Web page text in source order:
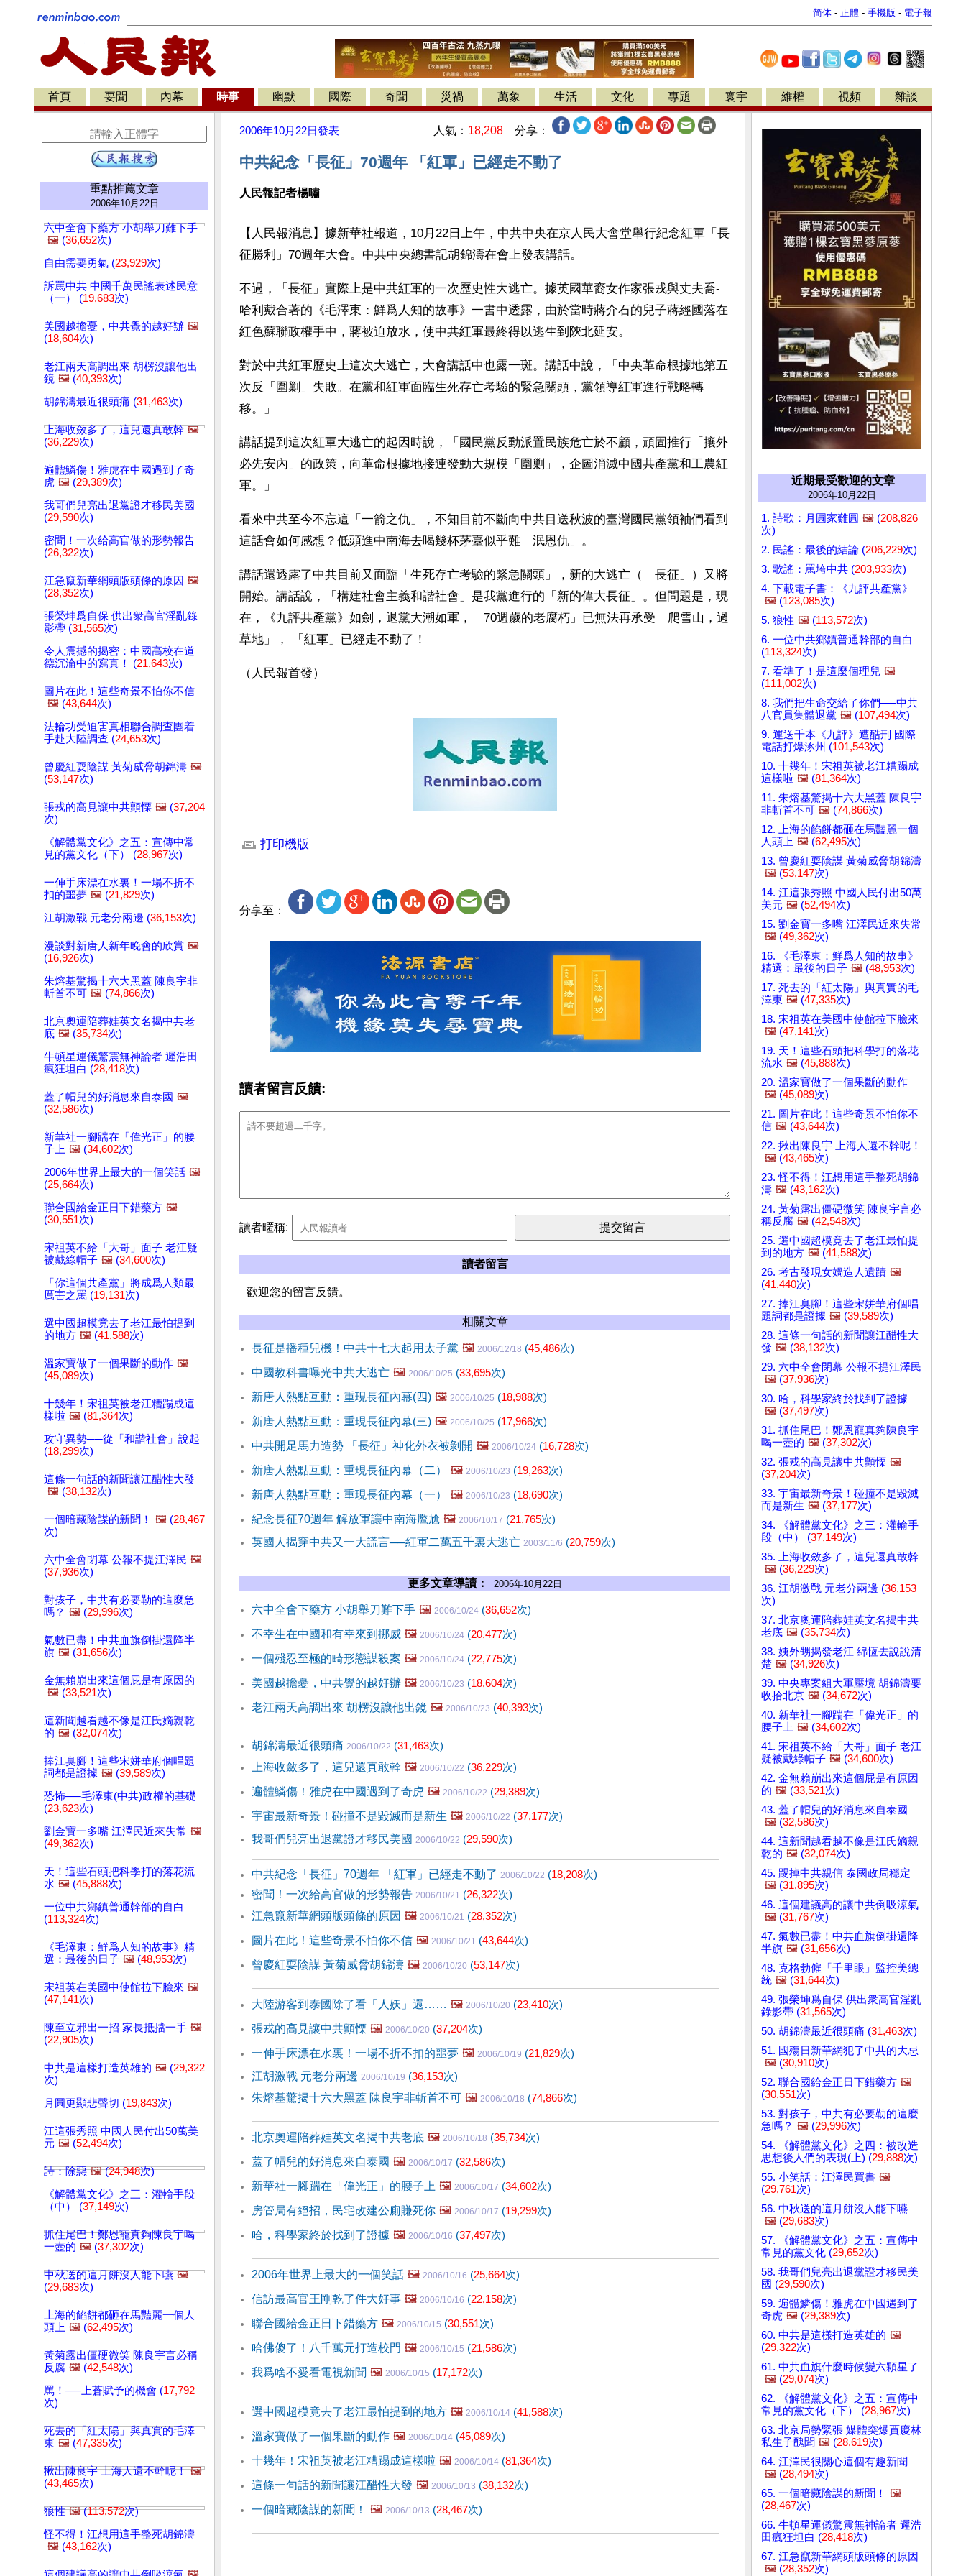
简体 - 正體 - 手機版 - 電子報
首頁 要聞 內幕 時事 幽默 國際 奇聞 災禍 萬象 生活 文化 專題 寰宇 維權 視頻 雜談
重點推薦文章
2006年10月22日
六中全會下藥方 小胡舉刀難下手
🖼️ (36,652次)
自由需要勇氣 (23,929次)
訴罵中共 中國千萬民謠表述民意
（一） (19,683次)
美國越擔憂，中共覺的越好辦 🖼️
(18,604次)
老江兩天高調出來 胡楞沒讓他出
鏡 🖼️ (40,393次)
胡錦濤最近很頭痛 (31,463次)
上海收斂多了，這兒還真敢幹 🖼️
(36,229次)
遍體鱗傷！雅虎在中國遇到了奇
虎 🖼️ (29,389次)
我哥們兒亮出退黨證才移民美國
(29,590次)
密聞！一次給高官做的形勢報告
(26,322次)
江急竄新華網頭版頭條的原因 🖼️
(28,352次)
張榮坤爲自保 供出衆高官淫亂錄
影帶 (31,565次)
令人震撼的揭密：中國高校在道
德沉淪中的寫真！ (21,643次)
圖片在此！這些奇景不怕你不信
🖼️ (43,644次)
法輪功受迫害真相聯合調查團着
手赴大陸調查 (24,653次)
曾慶紅耍陰謀 黃菊威脅胡錦濤 🖼️
(53,147次)
張戎的高見讓中共顫慄 🖼️ (37,204
次)
《解體黨文化》之五：宣傳中常
見的黨文化（下） (28,967次)
一伸手床漂在水裏！一場不折不
扣的噩夢 🖼️ (21,829次)
江胡激戰 元老分兩邊 (36,153次)
漫談對新唐人新年晚會的欣賞 🖼️
(16,926次)
朱熔基驚揭十六大黑蓋 陳良宇非
斬首不可 🖼️ (74,866次)
北京奧運陪葬娃英文名揭中共老
底 🖼️ (35,734次)
牛頓星運儀驚震無神論者 遲浩田
瘋狂坦白 (28,418次)
蓋了帽兒的好消息來自泰國 🖼️
(32,586次)
新華社一腳踹在「偉光正」的腰
子上 🖼️ (34,602次)
2006年世界上最大的一個笑話 🖼️
(25,664次)
聯合國給金正日下錯藥方 🖼️
(30,551次)
宋祖英不給「大哥」面子 老江疑
被戴綠帽子 🖼️ (34,600次)
「你這個共產黨」將成爲人類最
厲害之罵 (19,131次)
選中國超模竟去了老江最怕提到
的地方 🖼️ (41,588次)
溫家寶做了一個果斷的動作 🖼️
(45,089次)
十幾年！宋祖英被老江糟蹋成這
樣啦 🖼️ (81,364次)
攻守異勢──從「和諧社會」說起
(18,299次)
這條一句話的新聞讓江醋性大發
🖼️ (38,132次)
一個暗藏陰謀的新聞！ 🖼️ (28,467
次)
六中全會閉幕 公報不提江澤民 🖼️
(37,936次)
對孩子，中共有必要勒的這麼急
嗎？ 🖼️ (29,996次)
氣數已盡！中共血旗倒掛還降半
旗 🖼️ (31,656次)
金無賴崩出來這個屁是有原因的
🖼️ (33,521次)
這新聞越看越不像是江氏嫡親乾
的 🖼️ (32,074次)
捧江臭腳！這些宋姘華府個唱題
詞都是證據 🖼️ (39,589次)
恐怖──毛澤東(中共)政權的基礎
(23,623次)
劉金寶一多嘴 江澤民近來失常 🖼️
(49,362次)
天！這些石頭把科學打的落花流
水 🖼️ (45,888次)
一位中共鄉鎮普通幹部的自白
(113,324次)
《毛澤東：鮮爲人知的故事》精
選：最後的日子 🖼️ (48,953次)
宋祖英在美國中使館拉下臉來 🖼️
(47,141次)
陳至立邪出一招 家長抵擋一手 🖼️
(22,905次)
中共是這樣打造英雄的 🖼️ (29,322
次)
月圓更顯悲聲切 (19,843次)
江這張秀照 中國人民付出50萬美
元 🖼️ (52,494次)
詩：除惡 🖼️(24,948次)
《解體黨文化》之三：灌輸手段
（中） (37,149次)
抓住尾巴！鄭恩寵真夠陳良宇喝
一壺的 🖼️ (37,302次)
中秋送的這月餅沒人能下嚥 🖼️
(29,683次)
上海的餡餅都砸在馬豔麗一個人
頭上 🖼️ (62,495次)
黃菊露出僵硬微笑 陳良宇言必稱
反腐 🖼️ (42,548次)
罵！──上蒼賦予的機會 (17,792
次)
死去的「紅太陽」與真實的毛澤
東 🖼️ (47,335次)
揪出陳良宇 上海人還不幹呢！ 🖼️
(43,465次)
狼性 🖼️(113,572次)
怪不得！江想用這手整死胡錦濤
🖼️ (43,162次)
2006年10月22日發表 人氣： 18,208 分享：
中共紀念「長征」70週年 「紅軍」已經走不動了
人民報記者楊嘯
【人民報消息】據新華社報道，10月22日上午，中共中央在京人民大會堂舉行紀念紅軍「長
征勝利」70週年大會。中共中央總書記胡錦濤在會上發表講話。
不過，「長征」實際上是中共紅軍的一次歷史性大逃亡。據英國華裔女作家張戎與丈夫喬-
哈利戴合著的《毛澤東：鮮爲人知的故事》一書中透露，由於當時蔣介石的兒子蔣經國落在
紅色蘇聯政權手中，蔣被迫放水，使中共紅軍最終得以逃生到陝北延安。
對於中共紅軍歷史上這次大逃亡，大會講話中也露一斑。講話中說，「中央革命根據地第五
次反「圍剿」失敗。在黨和紅軍面臨生死存亡考驗的緊急關頭，黨領導紅軍進行戰略轉
移。」
講話提到這次紅軍大逃亡的起因時說，「國民黨反動派置民族危亡於不顧，頑固推行「攘外
必先安內」的政策，向革命根據地接連發動大規模「圍剿」，企圖消滅中國共產黨和工農紅
軍。」
看來中共至今不忘這「一箭之仇」，不知目前不斷向中共目送秋波的臺灣國民黨領袖們看到
這話會如何感想？低頭進中南海去喝幾杯茅臺似乎難「泯恩仇」。
講話還透露了中共目前又面臨「生死存亡考驗的緊急關頭」，新的大逃亡（「長征」）又將
開始。講話說，「構建社會主義和諧社會」是我黨進行的「新的偉大長征」。但問題是，現
在，《九評共產黨》如劍，退黨大潮如軍，「70週歲的老腐朽」已無法再承受「爬雪山，過
草地」， 「紅軍」已經走不動了！
（人民報首發）
打印機版
分享至：
讀者留言反饋:
讀者暱稱:
讀者留言
歡迎您的留言反饋。
相關文章
長征是播種兒機！中共十七大起用太子黨 🖼️ 2006/12/18 (45,486次)
中國教科書曝光中共大逃亡 🖼️ 2006/10/25 (33,695次)
新唐人熱點互動：重現長征內幕(四) 🖼️ 2006/10/25 (18,988次)
新唐人熱點互動：重現長征內幕(三) 🖼️ 2006/10/25 (17,966次)
中共開足馬力造勢 「長征」神化外衣被剝開 🖼️ 2006/10/24 (16,728次)
新唐人熱點互動：重現長征內幕（二）
🖼️ 2006/10/23 (19,263次)
新唐人熱點互動：重現長征內幕（一）
🖼️ 2006/10/23 (18,690次)
紀念長征70週年 解放軍讓中南海尷尬 🖼️ 2006/10/17 (21,765次)
英國人揭穿中共又一大謊言──紅軍二萬五千裏大逃亡 2003/11/6 (20,759次)
更多文章導讀： 2006年10月22日
六中全會下藥方 小胡舉刀難下手 🖼️ 2006/10/24 (36,652次)
不幸生在中國和有幸來到挪威 🖼️ 2006/10/24 (20,477次)
一個殘忍至極的畸形戀謀殺案 🖼️ 2006/10/24 (22,775次)
美國越擔憂，中共覺的越好辦 🖼️ 2006/10/23 (18,604次)
老江兩天高調出來 胡楞沒讓他出鏡 🖼️ 2006/10/23 (40,393次)
胡錦濤最近很頭痛 2006/10/22 (31,463次)
上海收斂多了，這兒還真敢幹 🖼️ 2006/10/22 (36,229次)
遍體鱗傷！雅虎在中國遇到了奇虎 🖼️ 2006/10/22 (29,389次)
宇宙最新奇景！碰撞不是毀滅而是新生 🖼️ 2006/10/22 (37,177次)
我哥們兒亮出退黨證才移民美國 2006/10/22 (29,590次)
中共紀念「長征」70週年 「紅軍」已經走不動了 2006/10/22 (18,208次)
密聞！一次給高官做的形勢報告 2006/10/21 (26,322次)
江急竄新華網頭版頭條的原因 🖼️ 2006/10/21 (28,352次)
圖片在此！這些奇景不怕你不信 🖼️ 2006/10/21 (43,644次)
曾慶紅耍陰謀 黃菊威脅胡錦濤 🖼️ 2006/10/20 (53,147次)
大陸游客到泰國除了看「人妖」還…… 🖼️ 2006/10/20 (23,410次)
張戎的高見讓中共顫慄 🖼️ 2006/10/20 (37,204次)
一伸手床漂在水裏！一場不折不扣的噩夢 🖼️ 2006/10/19 (21,829次)
江胡激戰 元老分兩邊 2006/10/19 (36,153次)
朱熔基驚揭十六大黑蓋 陳良宇非斬首不可 🖼️ 2006/10/18 (74,866次)
北京奧運陪葬娃英文名揭中共老底 🖼️ 2006/10/18 (35,734次)
蓋了帽兒的好消息來自泰國 🖼️ 2006/10/17 (32,586次)
新華社一腳踹在「偉光正」的腰子上 🖼️ 2006/10/17 (34,602次)
房管局有絕招，民宅改建公廁賺死你 🖼️ 2006/10/17 (19,299次)
哈，科學家終於找到了證據 🖼️ 2006/10/16 (37,497次)
2006年世界上最大的一個笑話 🖼️ 2006/10/16 (25,664次)
信訪最高官王剛乾了件大好事 🖼️ 2006/10/16 (22,158次)
聯合國給金正日下錯藥方 🖼️ 2006/10/15 (30,551次)
哈佛傻了！八千萬元打造校門 🖼️ 2006/10/15 (21,586次)
我爲啥不愛看電視新聞 🖼️ 2006/10/15 (17,172次)
選中國超模竟去了老江最怕提到的地方 🖼️ 2006/10/14 (41,588次)
溫家寶做了一個果斷的動作 🖼️ 2006/10/14 (45,089次)
十幾年！宋祖英被老江糟蹋成這樣啦 🖼️ 2006/10/14 (81,364次)
這條一句話的新聞讓江醋性大發 🖼️ 2006/10/13 (38,132次)
一個暗藏陰謀的新聞！
🖼️ 2006/10/13 (28,467次)
近期最受歡迎的文章
2006年10月22日
1. 詩歌：月圓家難圓 🖼️ (208,826
次)
2. 民謠：最後的結論 (206,229次)
3. 歌謠：罵垮中共 (203,933次)
4. 下載電子書：《九評共產黨》
🖼️ (123,085次)
5. 狼性 🖼️ (113,572次)
6. 一位中共鄉鎮普通幹部的自白
(113,324次)
7. 看準了！是這麼個理兒 🖼️
(111,002次)
8. 我們把生命交給了你們──中共
八官員集體退黨 🖼️ (107,494次)
9. 運送千本《九評》遭酷刑 國際
電話打爆涿州 (101,543次)
10. 十幾年！宋祖英被老江糟蹋成
這樣啦 🖼️ (81,364次)
11. 朱熔基驚揭十六大黑蓋 陳良宇
非斬首不可 🖼️ (74,866次)
12. 上海的餡餅都砸在馬豔麗一個
人頭上 🖼️ (62,495次)
13. 曾慶紅耍陰謀 黃菊威脅胡錦濤
🖼️ (53,147次)
14. 江這張秀照 中國人民付出50萬
美元 🖼️ (52,494次)
15. 劉金寶一多嘴 江澤民近來失常
🖼️ (49,362次)
16. 《毛澤東：鮮爲人知的故事》
精選：最後的日子 🖼️ (48,953次)
17. 死去的「紅太陽」與真實的毛
澤東 🖼️ (47,335次)
18. 宋祖英在美國中使館拉下臉來
🖼️ (47,141次)
19. 天！這些石頭把科學打的落花
流水 🖼️ (45,888次)
20. 溫家寶做了一個果斷的動作
🖼️ (45,089次)
21. 圖片在此！這些奇景不怕你不
信 🖼️ (43,644次)
22. 揪出陳良宇 上海人還不幹呢！
🖼️ (43,465次)
23. 怪不得！江想用這手整死胡錦
濤 🖼️ (43,162次)
24. 黃菊露出僵硬微笑 陳良宇言必
稱反腐 🖼️ (42,548次)
25. 選中國超模竟去了老江最怕提
到的地方 🖼️ (41,588次)
26. 考古發現女媧造人遺蹟 🖼️
(41,440次)
27. 捧江臭腳！這些宋姘華府個唱
題詞都是證據 🖼️ (39,589次)
28. 這條一句話的新聞讓江醋性大
發 🖼️ (38,132次)
29. 六中全會閉幕 公報不提江澤民
🖼️ (37,936次)
30. 哈，科學家終於找到了證據
🖼️ (37,497次)
31. 抓住尾巴！鄭恩寵真夠陳良宇
喝一壺的 🖼️ (37,302次)
32. 張戎的高見讓中共顫慄 🖼️
(37,204次)
33. 宇宙最新奇景！碰撞不是毀滅
而是新生 🖼️ (37,177次)
34. 《解體黨文化》之三：灌輸手
段（中） (37,149次)
35. 上海收斂多了，這兒還真敢幹
🖼️ (36,229次)
36. 江胡激戰 元老分兩邊 (36,153
次)
37. 北京奧運陪葬娃英文名揭中共
老底 🖼️ (35,734次)
38. 姨外甥揭發老江 綿恆去說說清
楚 🖼️ (34,926次)
39. 中央專案組大軍壓境 胡錦濤要
收拾北京 🖼️ (34,672次)
40. 新華社一腳踹在「偉光正」的
腰子上 🖼️ (34,602次)
41. 宋祖英不給「大哥」面子 老江
疑被戴綠帽子 🖼️ (34,600次)
42. 金無賴崩出來這個屁是有原因
的 🖼️ (33,521次)
43. 蓋了帽兒的好消息來自泰國
🖼️ (32,586次)
44. 這新聞越看越不像是江氏嫡親
乾的 🖼️ (32,074次)
45. 踢掉中共親信 泰國政局穩定
🖼️ (31,895次)
46. 這個建議高的讓中共倒吸涼氣
🖼️ (31,767次)
47. 氣數已盡！中共血旗倒掛還降
半旗 🖼️ (31,656次)
48. 克格勃僱「千里眼」監控美總
統 🖼️ (31,644次)
49. 張榮坤爲自保 供出衆高官淫亂
錄影帶 (31,565次)
50. 胡錦濤最近很頭痛 (31,463次)
51. 國殤日新華網犯了中共的大忌
🖼️ (30,910次)
52. 聯合國給金正日下錯藥方 🖼️
(30,551次)
53. 對孩子，中共有必要勒的這麼
急嗎？ 🖼️ (29,996次)
54. 《解體黨文化》之四：被改造
思想後人們的表現(上) (29,888次)
55. 小笑話：江澤民買書 🖼️
(29,761次)
56. 中秋送的這月餅沒人能下嚥
🖼️ (29,683次)
57. 《解體黨文化》之五：宣傳中
常見的黨文化 (29,652次)
58. 我哥們兒亮出退黨證才移民美
國 (29,590次)
59. 遍體鱗傷！雅虎在中國遇到了
奇虎 🖼️ (29,389次)
60. 中共是這樣打造英雄的 🖼️
(29,322次)
61. 中共血旗什麼時候變六顆星了
🖼️ (29,074次)
62. 《解體黨文化》之五：宣傳中
常見的黨文化（下） (28,967次)
63. 北京局勢緊張 媒體突爆賈慶林
私生子醜聞 🖼️ (28,619次)
64. 江澤民很關心這個有趣新聞
🖼️ (28,494次)
65. 一個暗藏陰謀的新聞！
🖼️
(28,467次)
66. 牛頓星運儀驚震無神論者 遲浩
田瘋狂坦白 (28,418次)
67. 江急竄新華網頭版頭條的原因
🖼️ (28,352次)